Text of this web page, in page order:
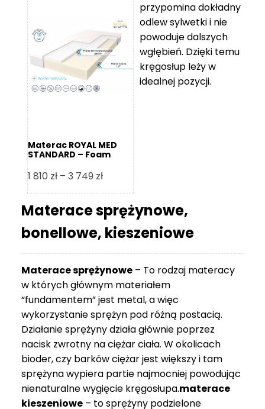
119 zł
do
11
670 zł
Materac ROYAL MED
STANDARD – Foam
1 810 zł – 3 749 złZakres
cen:
od
1
810 zł
749 zł
przypomina dokładny
odlew sylwetki i nie
powoduje dalszych
wgłębień. Dzięki temu
kręgosłup leży w
idealnej pozycji.
Materace sprężynowe,
bonellowe, kieszeniowe
Materace sprężynowe – To rodzaj materacy
w których głównym materiałem
“fundamentem” jest metal, a więc
wykorzystanie sprężyn pod różną postacią.
Działanie sprężyny działa głównie poprzez
nacisk zwrotny na ciężar ciała. W okolicach
bioder, czy barków ciężar jest większy i tam
sprężyna wypiera partie najmocniej powodując
nienaturalne wygięcie kręgosłupa.materace
kieszeniowe – to sprężyny podzielone